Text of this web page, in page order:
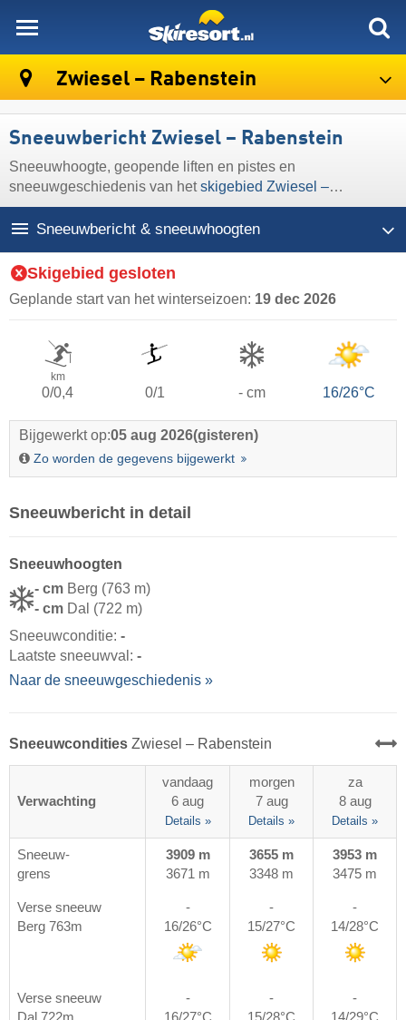
Zwiesel – Rabenstein
Sneeuwbericht Zwiesel – Rabenstein
Sneeuwhoogte, geopende liften en pistes en
sneeuwgeschiedenis van hetskigebied Zwiesel –
Rabenstein
Sneeuwbericht & sneeuwhoogten
Skigebied gesloten
Geplande start van het winterseizoen: 19 dec 2026
km
0/0,4 0/1 - cm 16/26°C
Bijgewerkt op:05 aug 2026(gisteren)
Zo worden de gegevens bijgewerkt
Sneeuwbericht in detail
Sneeuwhoogten
- cm Berg (763 m)
- cm Dal (722 m)
Sneeuwconditie: -
Laatste sneeuwval: -
Naar de sneeuwgeschiedenis »
Sneeuwcondities Zwiesel – Rabenstein
Verwachting
vandaag
6 aug
Details »
morgen
7 aug
Details »
za
8 aug
Details »
Sneeuw-
grens
3909 m
3671 m
3655 m
3348 m
3953 m
3475 m
Verse sneeuw
Berg 763m
-
16/26°C
-
15/27°C
-
14/28°C
Verse sneeuw
-
-
-